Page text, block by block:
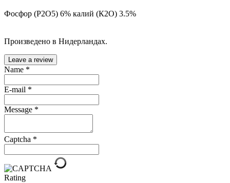
Фосфор (Р2О5) 6% калий (К2О) 3.5%
Произведено в Нидерландах.
Leave a review
Name *
E-mail *
Message *
Captcha *
Rating